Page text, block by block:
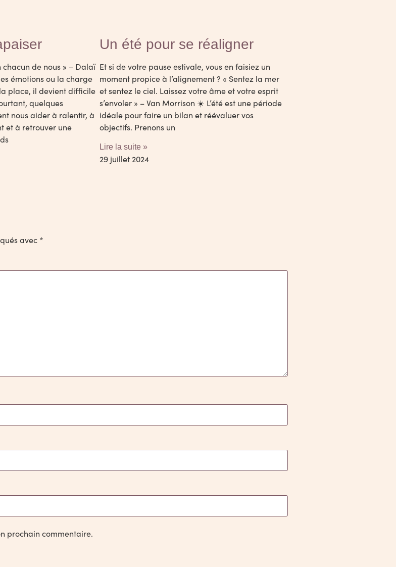
chacun de nous » – Dalaï
émotions ou la charge
place, il devient difficile
quelques
nous aider à ralentir, à
et à retrouver une
Un été pour se réaligner
Et si de votre pause estivale, vous en faisiez un
moment propice à l’alignement ? « Sentez la mer
et sentez le ciel. Laissez votre âme et votre esprit
s’envoler » – Van Morrison ☀️ L’été est une période
idéale pour faire un bilan et réévaluer vos
objectifs. Prenons un
Lire la suite »
29 juillet 2024
avec *
prochain commentaire.